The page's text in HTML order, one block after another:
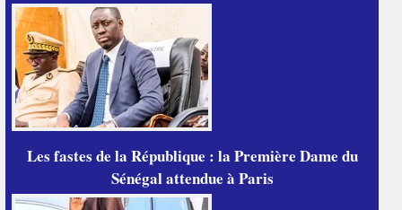
Les fastes de la République : la Première Dame du
Sénégal attendue à Paris